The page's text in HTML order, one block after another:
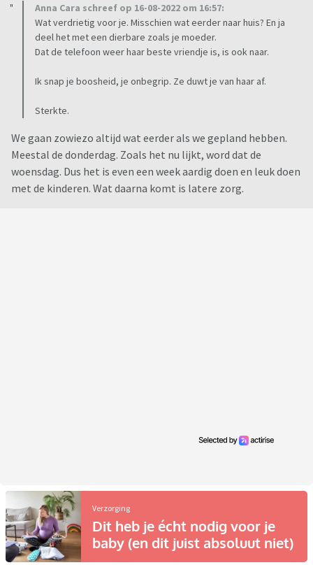
Anna Cara schreef op 16-08-2022 om 16:57:
Wat verdrietig voor je. Misschien wat eerder naar huis? En ja
deel het met een dierbare zoals je moeder.
Dat de telefoon weer haar beste vriendje is, is ook naar.
Ik snap je boosheid, je onbegrip. Ze duwt je van haar af.
Sterkte.
We gaan zowiezo altijd wat eerder als we gepland hebben.
Meestal de donderdag. Zoals het nu lijkt, word dat de
woensdag. Dus het is even een week aardig doen en leuk doen
met de kinderen. Wat daarna komt is latere zorg.
Verzorging
Dit heb je écht nodig voor je
baby (en dit juist absoluut niet)